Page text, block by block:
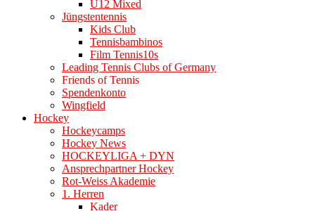
U12 Mixed
Jüngstentennis
Kids Club
Tennisbambinos
Film Tennis10s
Leading Tennis Clubs of Germany
Friends of Tennis
Spendenkonto
Wingfield
Hockey
Hockeycamps
Hockey News
HOCKEYLIGA + DYN
Ansprechpartner Hockey
Rot-Weiss Akademie
1. Herren
Kader